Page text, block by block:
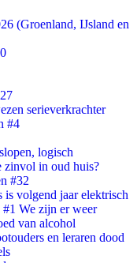
(Groenland, IJsland en
serieverkrachter
#4
logisch
zinvol in oud huis?
#32
is volgend jaar elektrisch
We zijn er weer
van alcohol
en leraren dood